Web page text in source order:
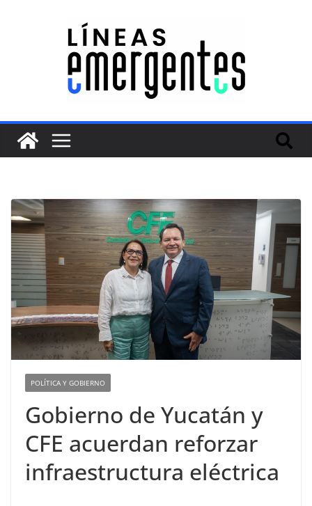
POLÍTICA Y GOBIERNO
Gobierno de Yucatán y
CFE acuerdan reforzar
infraestructura eléctrica